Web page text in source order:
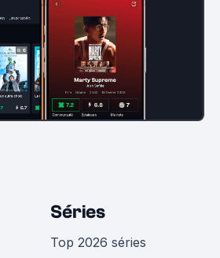
Séries
Top 2026 séries